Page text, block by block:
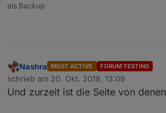
als Backup
Offline
Nashra MOST ACTIVE FORUM TESTING
schrieb am 20. Okt. 2019, 13:09
zuletzt editiert von
Und zurzeit ist die Seite von